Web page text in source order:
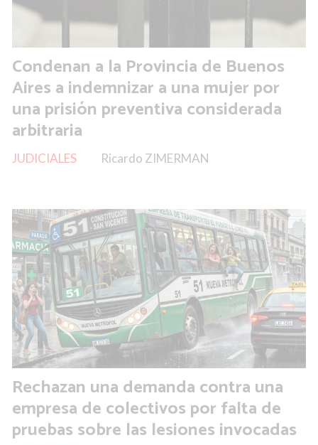
Condenan a la Provincia de Buenos
Aires a indemnizar a una mujer por
una prisión preventiva considerada
arbitraria
Ricardo ZIMERMAN
JUDICIALES
Rechazan una demanda contra una
empresa de colectivos por falta de
pruebas sobre las lesiones invocadas